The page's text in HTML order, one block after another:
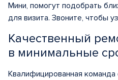
Мини, помогут подобрать
для визита. Звоните, чтобы
Качественный
в минимальные
Квалифицированная команда